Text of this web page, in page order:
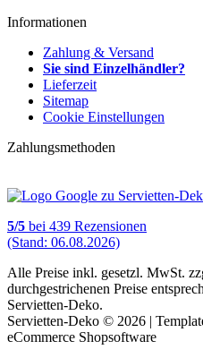
Informationen
Zahlung & Versand
Sie sind Einzelhändler?
Lieferzeit
Sitemap
Cookie Einstellungen
Zahlungsmethoden
5/5 bei 439 Rezensionen
(Stand: 06.08.2026)
Alle Preise inkl. gesetzl. MwSt.
durchgestrichenen Preise
Servietten-Deko.
Servietten-Deko © 2026 |
eCommerce Shopsoftware